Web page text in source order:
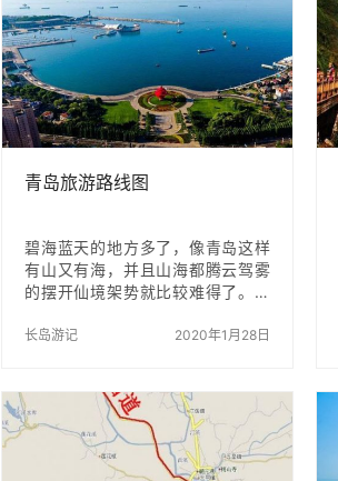
青岛旅游路线图
碧海蓝天的地方多了，像青岛这样
有山又有海，并且山海都腾云驾雾
的摆开仙境架势就比较难得了。所
市，青岛必拔得头筹。再配上点德
典青岛旅游线路 1 青岛市区一日
游 D1：栈桥→海军博物馆→小
青岛→青岛海底世界→第一海水浴
场→八大关（沿海滨木栈道一路向
长岛游记 2020年1月28日